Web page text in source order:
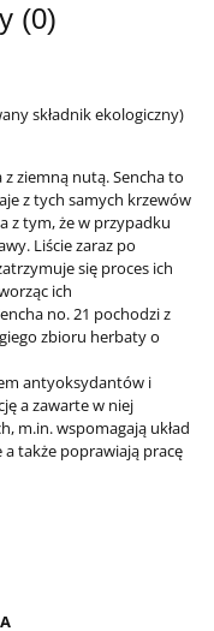
(0)
składnik ekologiczny)
ziemną nutą. Sencha to
z tych samych krzewów
z tym, że w przypadku
Liście zaraz po
się proces ich
ich
no. 21 pochodzi z
zbioru herbaty o
antyoksydantów i
a zawarte w niej
m.in. wspomagają układ
także poprawiają pracę